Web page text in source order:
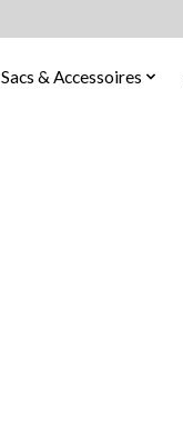
Sacs & Accessoires